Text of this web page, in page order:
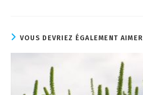
VOUS DEVRIEZ ÉGALEMENT AIMER